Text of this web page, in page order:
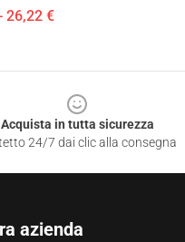
26,22 €
Acquista in tutta sicurezza
24/7 dai clic alla consegna
azienda